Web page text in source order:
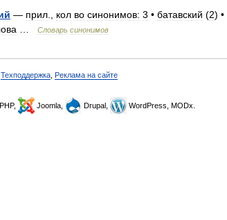
— прил кол во синонимов: 3 • батавский (2) •
Словарь синонимов
Техподдержка Реклама на сайте
Joomla, Drupal, WordPress, MODx.